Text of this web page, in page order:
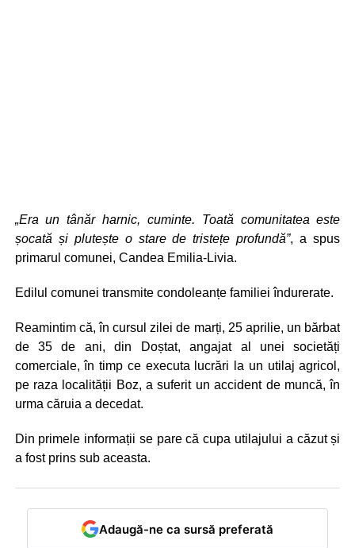
„Era un tânăr harnic, cuminte. Toată comunitatea este
șocată și plutește o stare de tristețe profundă”, a spus
primarul comunei, Candea Emilia-Livia.
Edilul comunei transmite condoleanțe familiei îndurerate.
Reamintim că, în cursul zilei de marți, 25 aprilie, un bărbat
de 35 de ani, din Doștat, angajat al unei societăți
comerciale, în timp ce executa lucrări la un utilaj agricol,
pe raza localității Boz, a suferit un accident de muncă, în
urma căruia a decedat.
Din primele informații se pare că cupa utilajului a căzut și
a fost prins sub aceasta.
Adaugă-ne ca sursă preferată